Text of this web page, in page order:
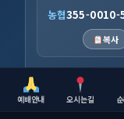
농협355-0010-
복사
예배안내 오시는길